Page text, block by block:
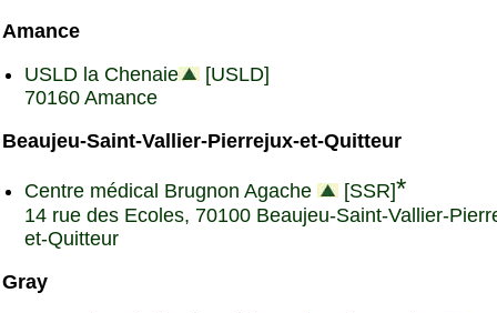
Amance
USLD la Chenaie
[USLD]
70160 Amance
Beaujeu-Saint-Vallier-Pierrejux-et-Quitteur
Centre médical Brugnon Agache [SSR]*
14 rue des Ecoles, 70100 Beaujeu-Saint-Vallier-
et-Quitteur
Gray